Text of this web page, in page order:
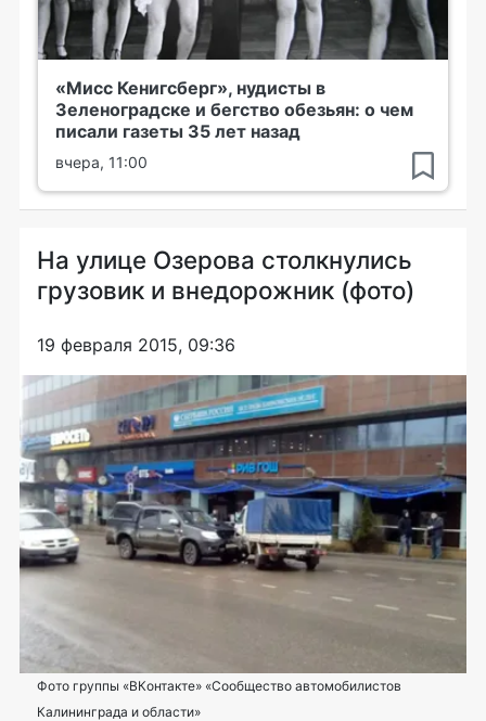
«Мисс Кенигсберг», нудисты в
Зеленоградске и бегство обезьян: о чем
писали газеты 35 лет назад
вчера, 11:00
На улице Озерова столкнулись
грузовик и внедорожник (фото)
19 февраля 2015, 09:36
Фото группы «ВКонтакте» «Сообщество автомобилистов
Калининграда и области»